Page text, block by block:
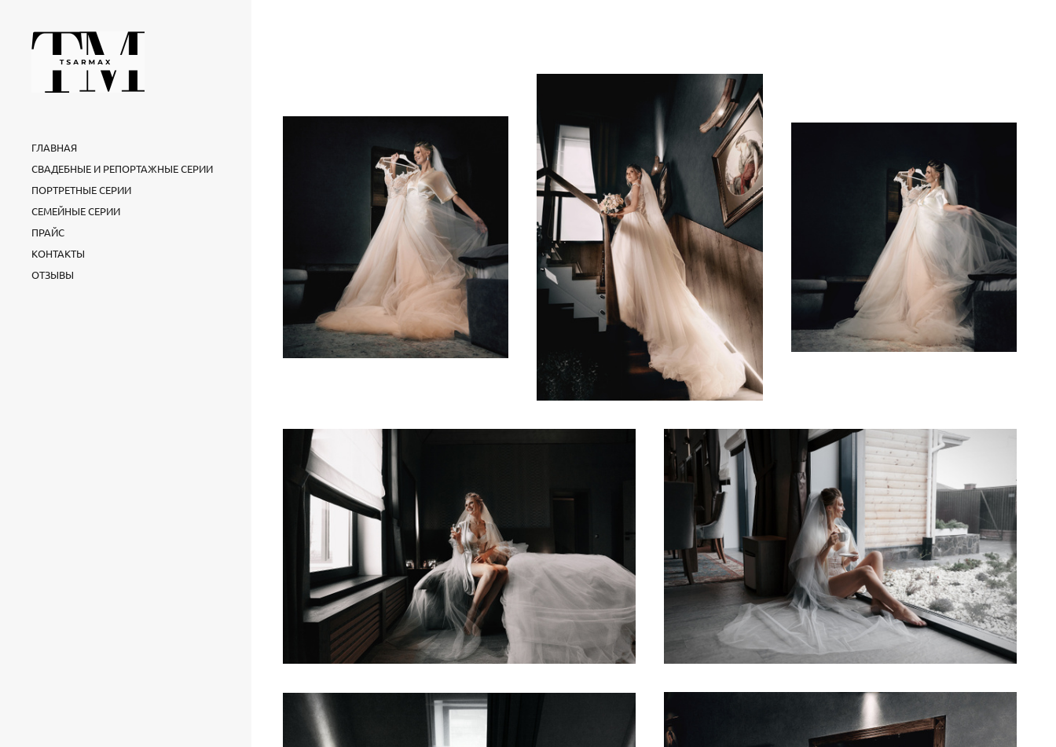
ГЛАВНАЯ
СВАДЕБНЫЕ И РЕПОРТАЖНЫЕ СЕРИИ
ПОРТРЕТНЫЕ СЕРИИ
СЕМЕЙНЫЕ СЕРИИ
ПРАЙС
КОНТАКТЫ
ОТЗЫВЫ